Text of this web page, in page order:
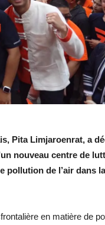
Pita Limjaroenrat, a
nouveau centre de
pollution de l’air dans
en matière de